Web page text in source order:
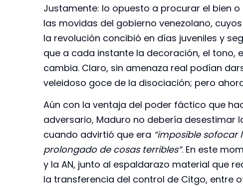
Justamente: lo opuesto a procurar el bien
las movidas del gobierno venezolano,
la revolución concibió en días juveniles y
que a cada instante la decoración, el tono,
cambia. Claro, sin amenaza real podían
veleidoso goce de la disociación; pero
Aún con la ventaja del poder fáctico que
adversario, Maduro no debería desestimar
cuando advirtió que era “imposible
prolongado de cosas terribles”. En este
y la AN, junto al espaldarazo material que
la transferencia del control de Citgo, entre